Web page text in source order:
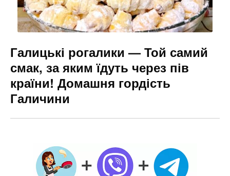
Галицькі рогалики — Той самий
смак, за яким їдуть через пів
країни! Домашня гордість
Галичини